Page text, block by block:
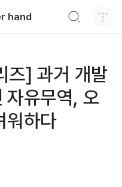
hand
즈] 과거 개발
자유무역, 오
워하다